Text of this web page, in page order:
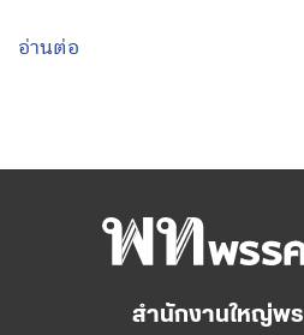
อ่านต่อ
สำนักงานใหญ่พร